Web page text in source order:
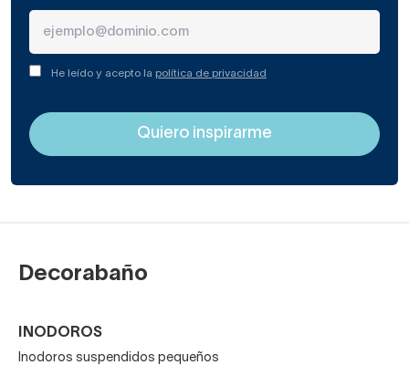
He leído y acepto la política de privacidad
Decorabaño
INODOROS
Inodoros suspendidos pequeños